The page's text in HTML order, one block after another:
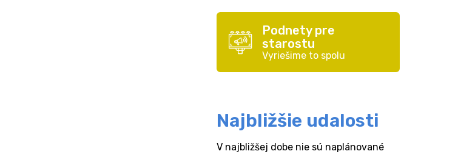
Podnety pre
starostu
Vyriešime to spolu
Najbližšie udalosti
V najbližšej dobe nie sú naplánované